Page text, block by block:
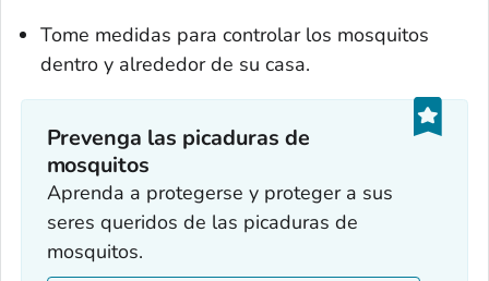
Tome medidas para controlar los mosquitos
dentro y alrededor de su casa.
Prevenga las picaduras de
mosquitos
Aprenda a protegerse y proteger a sus
seres queridos de las picaduras de
mosquitos.